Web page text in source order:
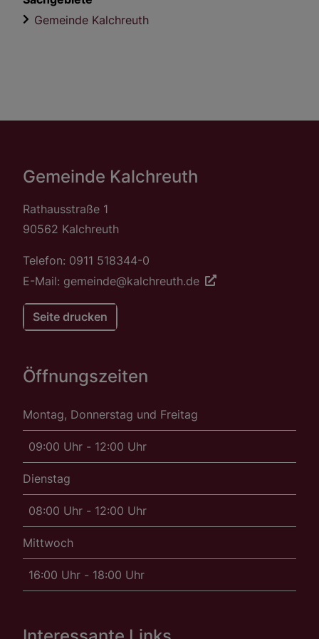
Gemeinde Kalchreuth
Gemeinde Kalchreuth
Rathausstraße 1
90562 Kalchreuth
Telefon: 0911 518344-0
E-Mail: gemeinde@kalchreuth.de
Seite drucken
Öffnungszeiten
Montag, Donnerstag und Freitag
09:00 Uhr - 12:00 Uhr
Dienstag
08:00 Uhr - 12:00 Uhr
Mittwoch
16:00 Uhr - 18:00 Uhr